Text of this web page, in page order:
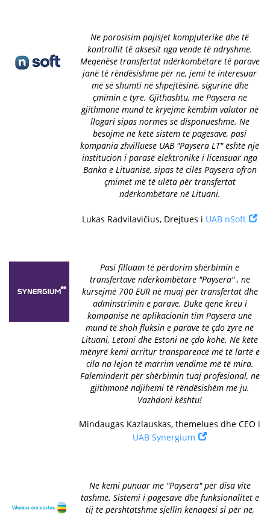
Ne porosisim pajisjet kompjuterike dhe të
kontrollit të aksesit nga vende të ndryshme.
Meqenëse transfertat ndërkombëtare të parave
janë të rëndësishme për ne, jemi të interesuar
më së shumti në shpejtësinë, sigurinë dhe
çmimin e tyre. Gjithashtu, me Paysera ne
gjithmonë mund të kryejmë këmbim valutor në
llogari sipas normës së disponueshme. Ne
besojmë në këtë sistem të pagesave, pasi
kompania zhvilluese UAB "Paysera LT" është një
institucion i parasë elektronike i licensuar nga
Banka e Lituanisë, sipas të cilës Paysera ofron
çmimet më të ulëta për transfertat
ndërkombëtare në Lituani.
Lukas Radvilavičius, Drejtues i UAB nSoft
Pasi filluam të përdorim shërbimin e
transfertave ndërkombëtare "Paysera" , ne
kursejmë 700 EUR në muaj për transfertat dhe
adminstrimin e parave. Duke qenë kreu i
kompanisë në aplikacionin tim Paysera unë
mund të shoh fluksin e parave të çdo zyrë në
Lituani, Letoni dhe Estoni në çdo kohë. Në këtë
mënyrë kemi arritur transparencë më të lartë e
cila na lejon të marrim vendime më të mira.
Faleminderit për shërbimin tuaj profesional, ne
gjithmonë ndjihemi të rëndësishëm me ju.
Vazhdoni kështu!
Mindaugas Kazlauskas, themelues dhe CEO i
UAB Synergium
Ne kemi punuar me "Paysera" për disa vite
tashmë. Sistemi i pagesave dhe funksionalitet e
tij të përshtatshme sjellin kënaqësi si për ne,